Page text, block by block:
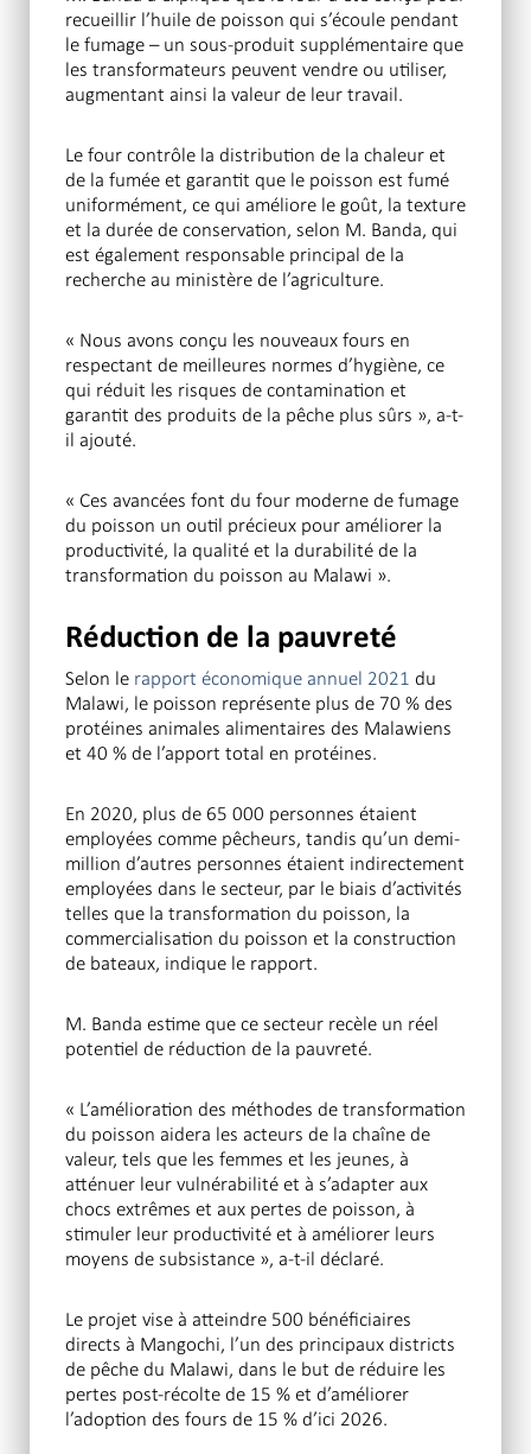
recueillir l’huile de poisson qui s’écoule pendant
le fumage – un sous-produit supplémentaire que
les transformateurs peuvent vendre ou utiliser,
augmentant ainsi la valeur de leur travail.
Le four contrôle la distribution de la chaleur et
de la fumée et garantit que le poisson est fumé
uniformément, ce qui améliore le goût, la texture
et la durée de conservation, selon M. Banda, qui
est également responsable principal de la
recherche au ministère de l’agriculture.
« Nous avons conçu les nouveaux fours en
respectant de meilleures normes d’hygiène, ce
qui réduit les risques de contamination et
garantit des produits de la pêche plus sûrs », a-t-
il ajouté.
« Ces avancées font du four moderne de fumage
du poisson un outil précieux pour améliorer la
productivité, la qualité et la durabilité de la
transformation du poisson au Malawi ».
Réduction de la pauvreté
Selon le rapport économique annuel 2021 du
Malawi, le poisson représente plus de 70 % des
protéines animales alimentaires des Malawiens
et 40 % de l’apport total en protéines.
En 2020, plus de 65 000 personnes étaient
employées comme pêcheurs, tandis qu’un demi-
million d’autres personnes étaient indirectement
employées dans le secteur, par le biais d’activités
telles que la transformation du poisson, la
commercialisation du poisson et la construction
de bateaux, indique le rapport.
M. Banda estime que ce secteur recèle un réel
potentiel de réduction de la pauvreté.
« L’amélioration des méthodes de transformation
du poisson aidera les acteurs de la chaîne de
valeur, tels que les femmes et les jeunes, à
atténuer leur vulnérabilité et à s’adapter aux
chocs extrêmes et aux pertes de poisson, à
stimuler leur productivité et à améliorer leurs
moyens de subsistance », a-t-il déclaré.
Le projet vise à atteindre 500 bénéficiaires
directs à Mangochi, l’un des principaux districts
de pêche du Malawi, dans le but de réduire les
pertes post-récolte de 15 % et d’améliorer
l’adoption des fours de 15 % d’ici 2026.